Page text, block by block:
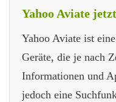
Yahoo Aviate
Yahoo Aviate ist
Geräte, die je nach
Informationen und
jedoch eine